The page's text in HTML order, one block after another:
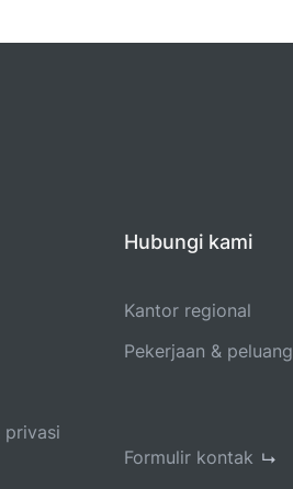
privasi
Hubungi kami
Kantor regional
Pekerjaan & peluang
Formulir kontak